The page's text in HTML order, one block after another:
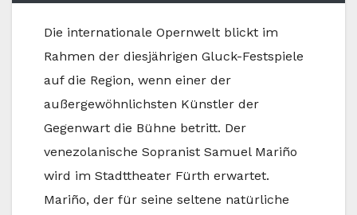
Die internationale Opernwelt blickt im
Rahmen der diesjährigen Gluck-Festspiele
auf die Region, wenn einer der
außergewöhnlichsten Künstler der
Gegenwart die Bühne betritt. Der
venezolanische Sopranist Samuel Mariño
wird im Stadttheater Fürth erwartet.
Mariño, der für seine seltene natürliche